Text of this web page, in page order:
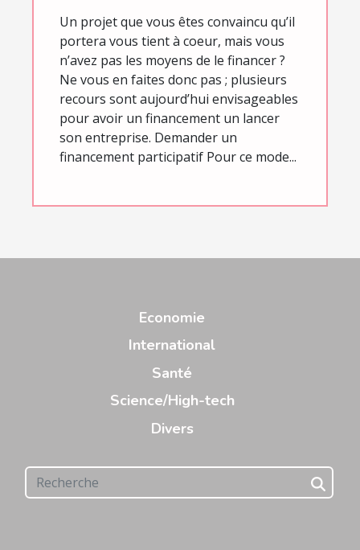
Un projet que vous êtes convaincu qu’il
portera vous tient à coeur, mais vous
n’avez pas les moyens de le financer ?
Ne vous en faites donc pas ; plusieurs
recours sont aujourd’hui envisageables
pour avoir un financement un lancer
son entreprise. Demander un
financement participatif Pour ce mode...
Economie
International
Santé
Science/High-tech
Divers